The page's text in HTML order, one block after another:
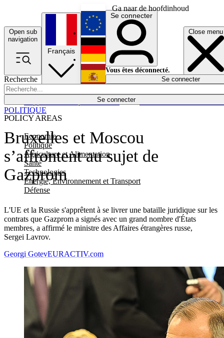
Ga naar de hoofdinhoud
Open sub
navigation
Close menu
Recherche
Se connecter
POLICY AREAS
Economie
Politique
Agriculture et Alimentation
Santé
Technologies
Energie, Environnement et Transport
Défense
Économie
Français
English
Deutsch
Español
Se connecter
Vous êtes déconnecté.
Se connecter
Bruxelles et Moscou
s’affrontent au sujet de
Gazprom
L'UE et la Russie s'apprêtent à se livrer une bataille juridique sur les
contrats que Gazprom a signés avec un grand nombre d'États
membres, a affirmé le ministre des Affaires étrangères russe,
Sergei Lavrov.
POLITIQUE
Georgi GotevEURACTIV.com